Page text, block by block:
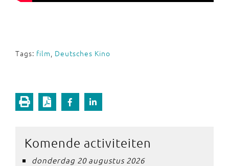
Tags: film Deutsches Kino
Komende activiteiten
donderdag 20 augustus 2026